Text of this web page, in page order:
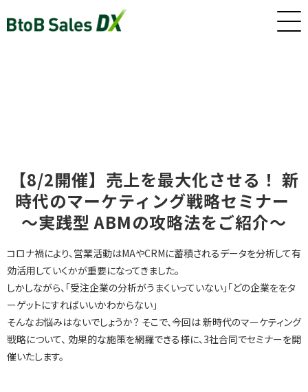
インサイドセールス/カスタマーサクセス早期戦力化人材（派
遣/準委任）
新卒・若手向けインサイドセールス研修・トレーニング
インサイドセールス 改善伴走プログラム
【8/2開催】売上を最大化させる！ 新
時代のマーケティング戦略セミナー
～実践型 ABMの攻略法をご紹介～
コロナ禍により、営業活動はMAやCRMに蓄積されるデータを分析して有
効活用していくかが重要になってきました。
しかしながら、「受注企業の分析がうまくいっていない」「どの企業ををタ
ーゲットにすればいいかわからない」
そんなお悩みはないでしょうか？ そこで、今回は 新時代のマーケティング
戦略について、 効果的な施策を網羅できる様に、3社合同でセミナーを開
催いたします。